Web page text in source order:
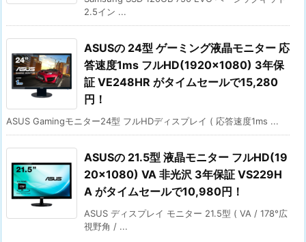
2.5イン ...
ASUSの 24型 ゲーミング液晶モニター 応
答速度1ms フルHD(1920×1080) 3年保
証 VE248HR がタイムセールで15,280
円！
ASUS Gamingモニター24型 フルHDディスプレイ ( 応答速度1ms ...
ASUSの 21.5型 液晶モニター フルHD(19
20×1080) VA 非光沢 3年保証 VS229H
A がタイムセールで10,980円！
ASUS ディスプレイ モニター 21.5型 ( VA / 178°広
視野角 / ...